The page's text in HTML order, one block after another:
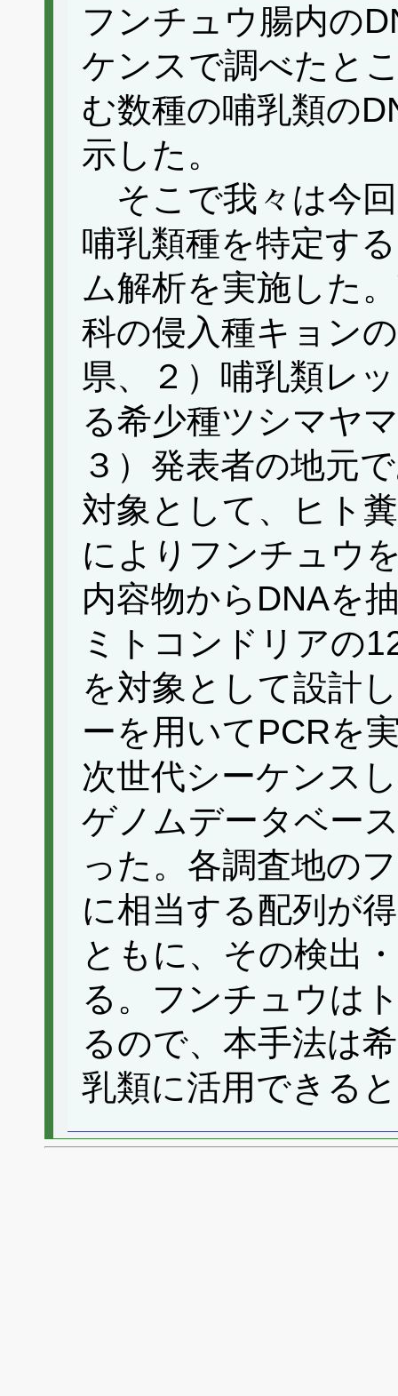
フンチュウ腸内の
ケンスで調べたと
む数種の哺乳類の
示した。
そこで我々は今
哺乳類種を特定す
ム解析を実施した
科の侵入種キョン
県、２）哺乳類レ
る希少種ツシマヤ
３）発表者の地元
対象として、ヒト
によりフンチュウ
内容物からDNAを
ミトコンドリアの
を対象として設計
ーを用いてPCRを
次世代シーケンス
ゲノムデータベー
った。各調査地の
に相当する配列が
ともに、その検出
る。フンチュウは
るので、本手法は
乳類に活用できる